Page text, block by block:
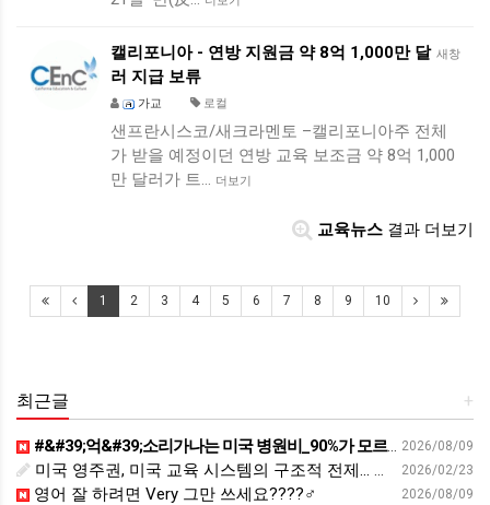
새창
캘리포니아 - 연방 지원금 약 8억 1,000만 달
러 지급 보류
가교 로컬
샌프란시스코/새크라멘토 –캘리포니아주 전체
가 받을 예정이던 연방 교육 보조금 약 8억 1,000
만 달러가 트… 더보기
교육뉴스 결과 더보기
1 2 3 4 5 6 7 8 9 10
+
최근글
2026/08/09
#&#39;억&#39;소리가나는 미국 병원비_90%가 모르는 이 중요한 단어는? #영어회화#영어표현 #영어공부
2026/02/23
미국 영주권, 미국 교육 시스템의 구조적 전제… 유학생 신분의 결정타 - fetv.co.kr
2026/08/09
영어 잘 하려면 Very 그만 쓰세요????‍♂️